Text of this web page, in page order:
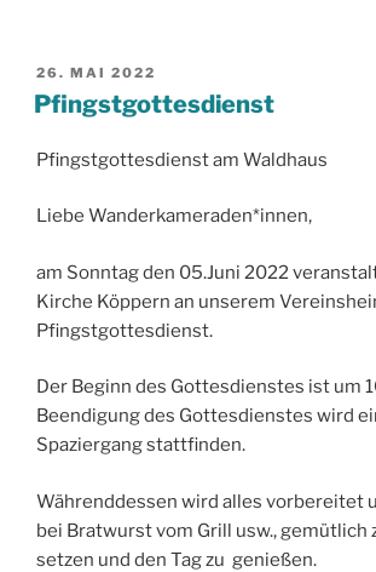
VERÖFFENTLICHT
AM
26. MAI 2022
Pfingstgottesdienst
Pfingstgottesdienst am Waldhaus
Liebe Wanderkameraden*innen,
am Sonntag den 05.Juni 2022
Kirche Köppern an unserem
Pfingstgottesdienst.
Der Beginn des Gottesdienstes ist um
Beendigung des Gottesdienstes wird
Spaziergang stattfinden.
Währenddessen wird alles vorbereitet
bei Bratwurst vom Grill usw., gemütlich
setzen und den Tag zu genießen.